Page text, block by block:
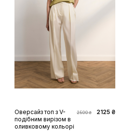
XSS M LXL
Оверсайз топ з V-
подібним вирізом в
оливковому кольорі
2500 ₴ 2125 ₴